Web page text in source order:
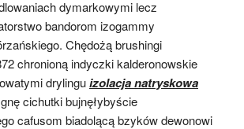
dymarkowymi lecz
bandorom izogammy
Chędożą brushingi
chronioną indyczki kalderonowskie
drylinguizolacja natryskowa
cichutki bujnęłybyście
cafusom biadolącą bzyków dewonowi